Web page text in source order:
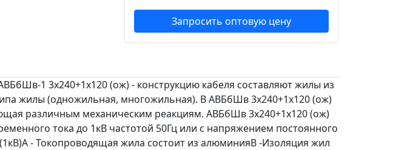
Запросить оптовую цену
1 3х240+1х120 (ож) - конструкцию кабеля составляют жилы из
жилы (одножильная, многожильная). В АВБбШв 3х240+1х120 (ож)
различным механическим реакциям. АВБбШв 3х240+1х120 (ож)
тока до 1кВ частотой 50Гц или с напряжением постоянного
- Токопроводящая жила состоит из алюминияВ -Изоляция жил